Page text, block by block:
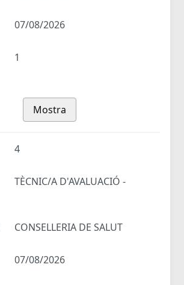
07/08/2026
1
Mostra
4
TÈCNIC/A D'AVALUACIÓ -
CONSELLERIA DE SALUT
07/08/2026